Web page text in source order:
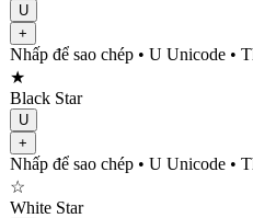
U
+
Nhấp để sao chép • U Unicode •
★
Black Star
U
+
Nhấp để sao chép • U Unicode •
☆
White Star